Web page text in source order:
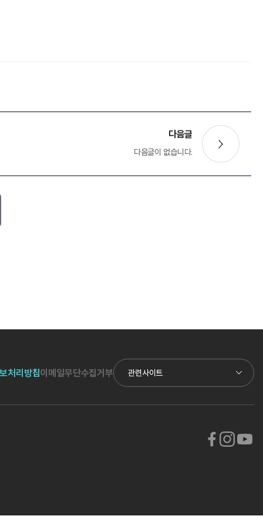
다음글
다음글이 없습니다.
처리방침이메일무단수집거부 관련사이트